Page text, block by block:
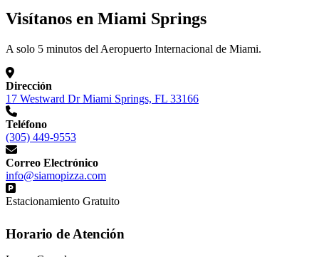
Visítanos en Miami Springs
A solo 5 minutos del Aeropuerto Internacional de Miami.
Dirección
17 Westward Dr Miami Springs, FL 33166
Teléfono
(305) 449-9553
Correo Electrónico
info@siamopizza.com
Estacionamiento Gratuito
Horario de Atención